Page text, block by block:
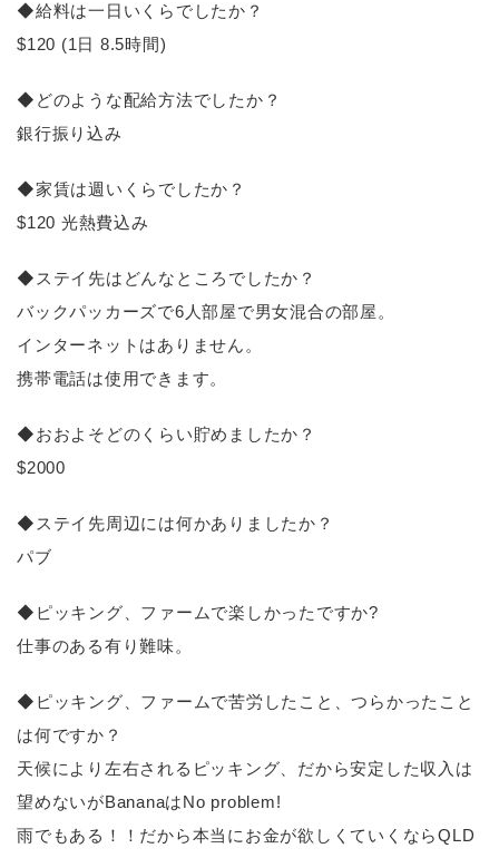
◆給料は一日いくらでしたか？
$120 (1日 8.5時間)
◆どのような配給方法でしたか？
銀行振り込み
◆家賃は週いくらでしたか？
$120 光熱費込み
◆ステイ先はどんなところでしたか？
バックパッカーズで6人部屋で男女混合の部屋。
インターネットはありません。
携帯電話は使用できます。
◆おおよそどのくらい貯めましたか？
$2000
◆ステイ先周辺には何かありましたか？
パブ
◆ピッキング、ファームで楽しかったですか?
仕事のある有り難味。
◆ピッキング、ファームで苦労したこと、つらかったこと
は何ですか？
天候により左右されるピッキング、だから安定した収入は
望めないがBananaはNo problem!
雨でもある！！だから本当にお金が欲しくていくならQLD